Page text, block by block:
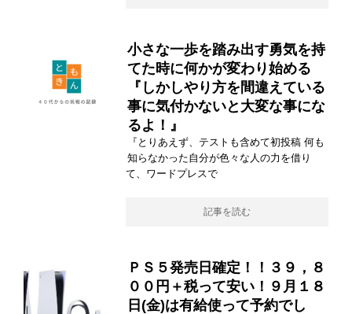
小さな一歩を踏み出す勇気を持
てた時に何かが変わり始める
『しかしやり方を間違えている
事に気付かないと大変な事にな
るよ！』
『とりあえず、テストも含めて初投稿 何も
知らなかった自分が色々な人の力を借り
て、ワードプレスで
記事を読む
ＰＳ５発売日確定！！３９，８
００円＋税って安い！９月１８
日(金)は有給使って予約でし